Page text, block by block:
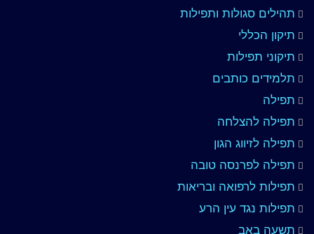
תהילים סגולות ותפילות
תיקון הכללי
תיקוני תפילות
תלמידים כותבים
תפילה
תפילה להצלחה
תפילה לזיווג הגון
תפילה לפרנסה טובה
תפילות לרפואה ובריאות
תפילות נגד עין הרע
תשעה באב